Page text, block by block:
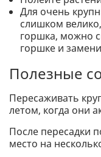
Для очень
слишком
горшка, можно
горшке и
Полезные
Пересаживать
летом, когда они
После пересадки
место на